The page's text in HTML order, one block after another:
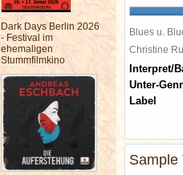
Dark Days Berlin 2026
- Festival im
ehemaligen
Stummfilmkino
Blues u.
Christine
Interpret/
Unter-
Label
Sample